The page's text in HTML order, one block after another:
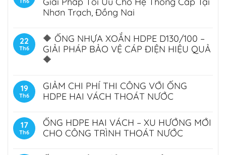
Nhơn Trạch, Đồng Nai
22
Th6
🔶 ỐNG NHỰA XOẮN HDPE D130/100 –
GIẢI PHÁP BẢO VỆ CÁP ĐIỆN HIỆU QUẢ
🔶
19
Th6
GIẢM CHI PHÍ THI CÔNG VỚI ỐNG
HDPE HAI VÁCH THOÁT NƯỚC
17
Th6
ỐNG HDPE HAI VÁCH – XU HƯỚNG MỚI
CHO CÔNG TRÌNH THOÁT NƯỚC